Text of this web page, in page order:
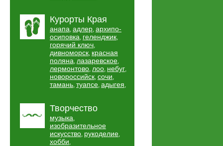
Курорты Края
анапа, адлер, архипо-
осиповка, геленджик,
горячий ключ,
дивноморск, красная
поляна, лазаревское,
лермонтово, лоо, небуг,
новороссийск, сочи,
тамань, туапсе, адыгея,
Творчество
музыка,
изобразительное
искусство, рукоделие,
хобби,